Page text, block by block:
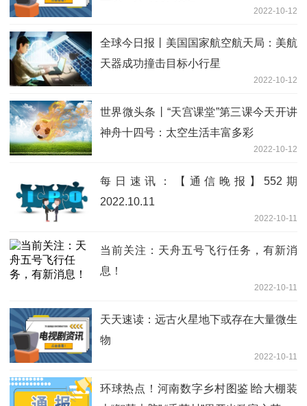
2022-10-12
全球今日报丨美国国家航空航天局：美航
天器成功撞击目标小行星
2022-10-12
世界微头条丨“天宫课堂”第三课今天开讲
神舟十四号：太空生活丰富多彩
2022-10-12
每日速讯：【通信晚报】552期
2022.10.11
2022-10-11
当前关注：天舟五号飞行任务，有新消
息！
2022-10-11
天天速读：远古火星地下或存在大量微生
物
2022-10-11
环球热点！河南数字乡村图鉴∣给大棚装